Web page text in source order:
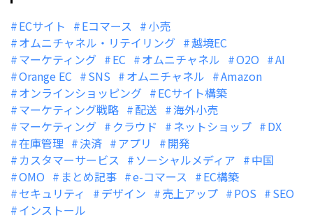
ECサイト Eコマース
小売
オムニチャネル・リテイリング
越境EC
マーケティング
EC オムニチャネル O2O
AI
Orange EC
SNS オムニチャネル
Amazon
オンラインショッピング
ECサイト構築
マーケティング戦略
配送
海外小売
マーケティング
クラウド ネットショップ
DX
在庫管理
決済 アプリ
開発
カスタマーサービス
ソーシャルメディア
中国
OMO
まとめ記事 e-コマース
EC構築
セキュリティ
デザイン 売上アップ POS
SEO
インストール